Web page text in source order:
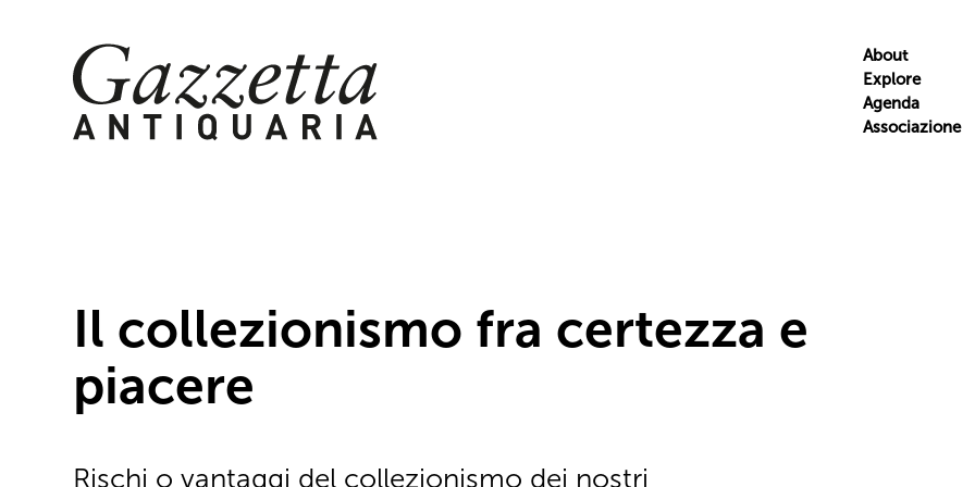
Skip
to
content
About
Explore
Agenda
Associazione
Il collezionismo fra certezza e
piacere
Rischi o vantaggi del collezionismo dei nostri